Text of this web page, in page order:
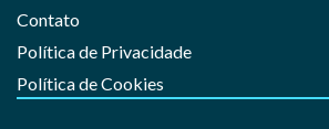
Contato
Política de Privacidade
Política de Cookies